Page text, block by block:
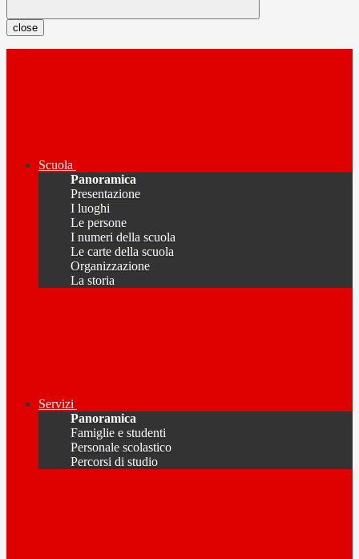
close
Scuola
Panoramica
Presentazione
I luoghi
Le persone
I numeri della scuola
Le carte della scuola
Organizzazione
La storia
Servizi
Panoramica
Famiglie e studenti
Personale scolastico
Percorsi di studio